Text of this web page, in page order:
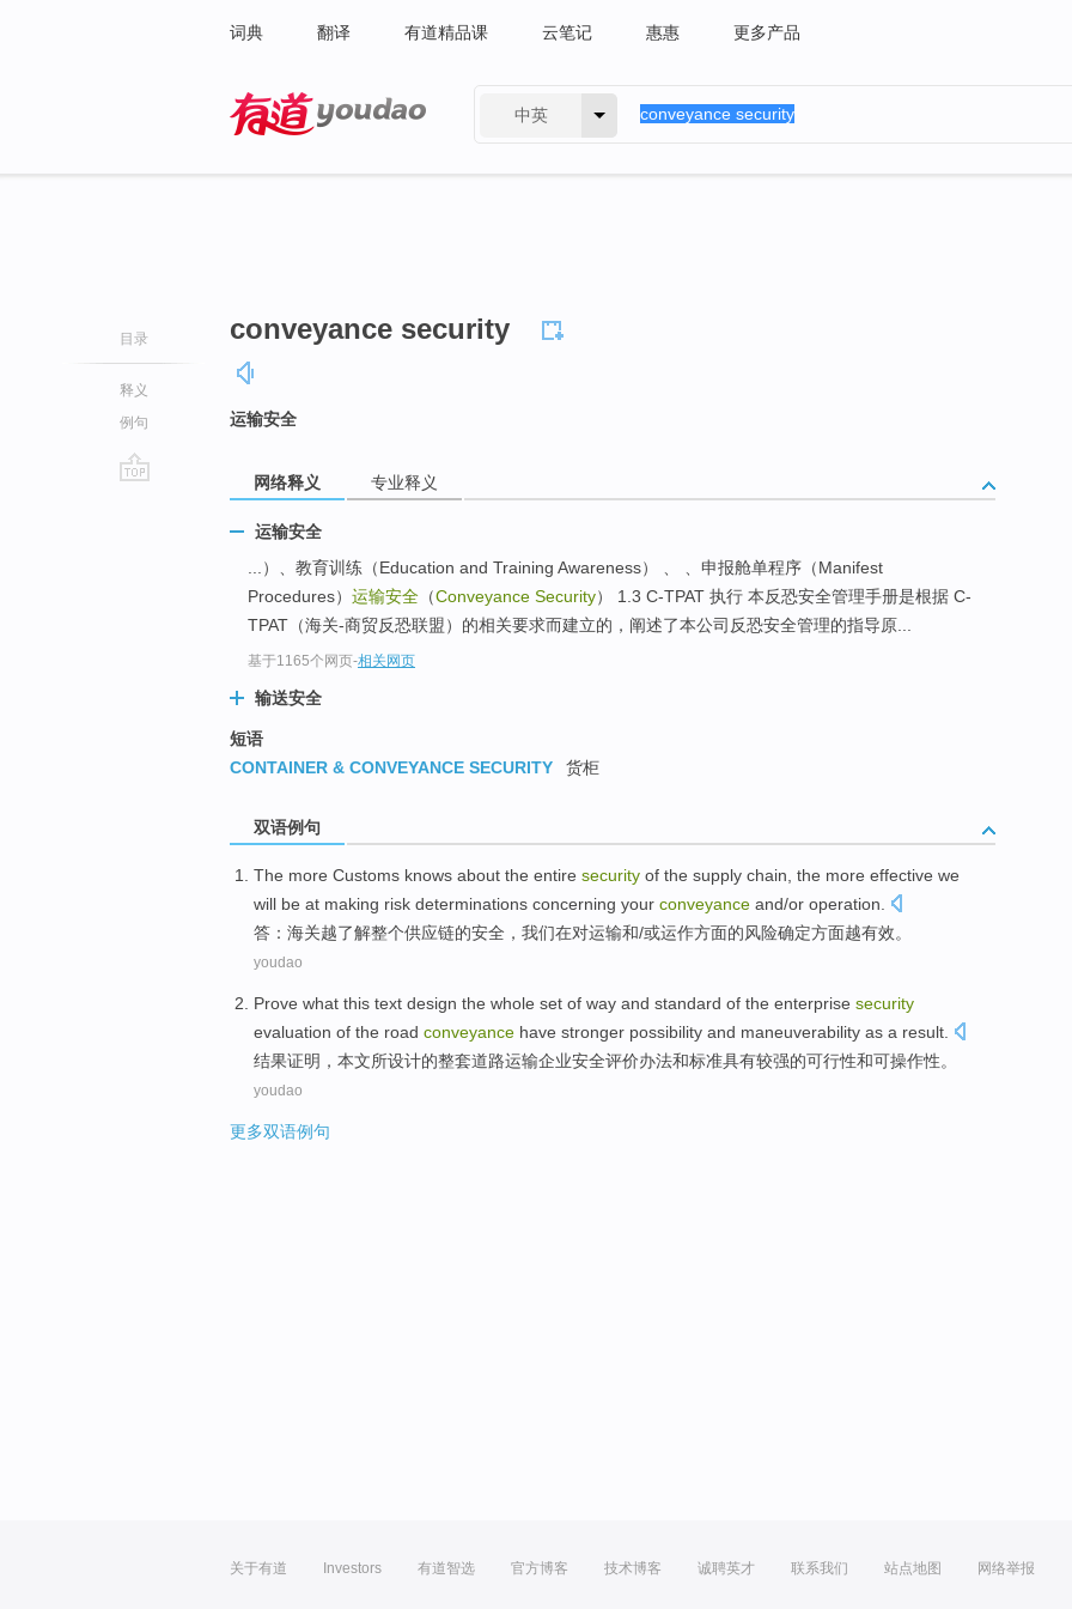
词典 翻译 有道精品课 云笔记 惠惠 更多产品
中英
目录
释义
例句
conveyance security
运输安全
网络释义 专业释义
运输安全
...）、教育训练（Education and Training Awareness） 、 、申报舱单程序（Manifest
Procedures） 运输安全 （Conveyance Security） 1.3 C-TPAT 执行 本反恐安全管理手册是根据 C-
TPAT（海关-商贸反恐联盟）的相关要求而建立的，阐述了本公司反恐安全管理的指导原...
基于1165个网页-相关网页
输送安全
短语
CONTAINER & CONVEYANCE SECURITY
货柜
双语例句
The more Customs knows about the entire security of the supply chain , the more effective we
will be at making risk determinations concerning your conveyance and/or operation
答： 海关越了解整个供应链的安全 ， 我们在对运输和/或运作方面的风险确定方面越有效。
youdao
Prove what this text design the whole set of way and standard of the enterprise security
evaluation of the road conveyance have stronger possibility and maneuverability as a result
结果证明 ， 本文所设计的整套道路运输企业安全评价办法和标准具有较强的可行性和可操作性。
youdao
更多双语例句
关于有道 Investors 有道智选 官方博客 技术博客 诚聘英才 联系我们 站点地图 网络举报